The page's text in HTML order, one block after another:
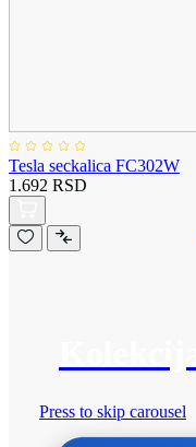
Tesla seckalica FC302W
1.692 RSD
Press to skip carousel